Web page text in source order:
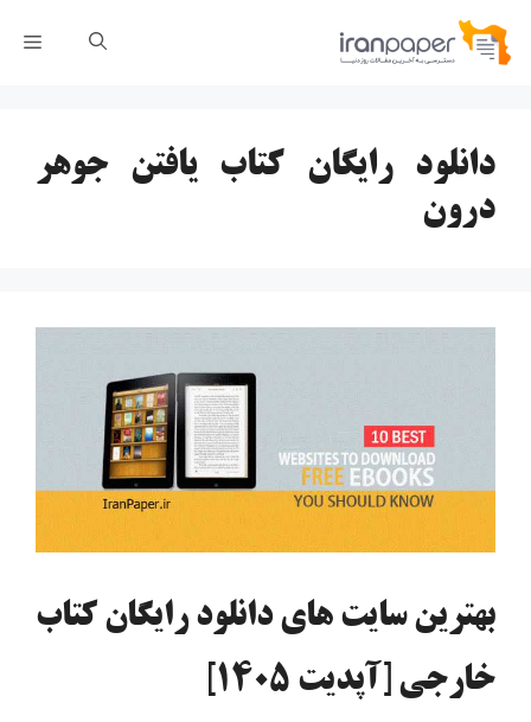
پرش
دانلود رایگان کتاب یافتن جوهر
درون
بهترین سایت های دانلود رایگان کتاب
خارجی [آپدیت 1405]